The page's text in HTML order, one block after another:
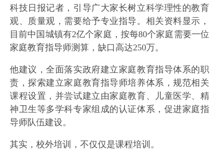
科技日报记者，引导广大家长树立科学理性的教育
观、质量观，需要给予专业指导。相关资料显示，
目前中国城镇有2亿个家庭，按每80个家庭需要一位
家庭教育指导师测算，缺口高达250万。
他建议，全面落实政府建立家庭教育指导体系的职
责，探索建立家庭教育指导师培养体系，规范相关
课程设置，并尝试建立由家庭教育、儿童医学、精
神卫生等多学科专家组成的认证体系，促进家庭指
导师队伍建设。
其实，校外培训，不仅仅是课程培训。